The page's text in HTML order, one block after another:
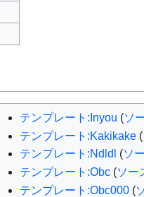
テンプレート:Inyou (ソ
テンプレート:Kakikake(
テンプレート:Ndldl
(ソ
テンプレート:Obc(ソー
テンプレート:Obc000(